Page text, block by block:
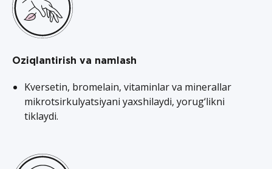
Oziqlantirish va namlash
Kversetin, bromelain, vitaminlar va minerallar
mikrotsirkulyatsiyani yaxshilaydi, yorug‘likni
tiklaydi.